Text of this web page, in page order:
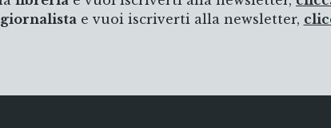
odio,
giornalista e vuoi iscriverti alla newsletter,